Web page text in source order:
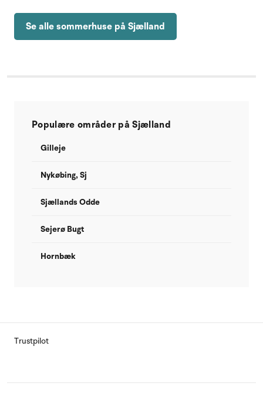
Se alle sommerhuse på Sjælland
Populære områder på Sjælland
Gilleje
Nykøbing, Sj
Sjællands Odde
Sejerø Bugt
Hornbæk
Trustpilot